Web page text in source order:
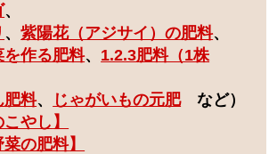
、
、紫陽花（アジサイ）の肥料、
を作る肥料、 1.2.3肥料（1株
肥料、 じゃがいもの元肥など）
やし 】
菜の肥料】